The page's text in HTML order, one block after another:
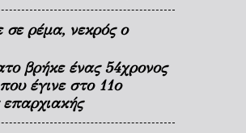
ρέμα, νεκρός ο
βρήκε ένας 54χρονος
έγινε στο 11ο
επαρχιακής